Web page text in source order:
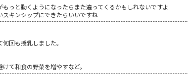
っと動くようになったらまた違ってくるかもしれないですよ
キンシップにできたらいいですね
回も授乳しました。
て和食の野菜を増やすなど。